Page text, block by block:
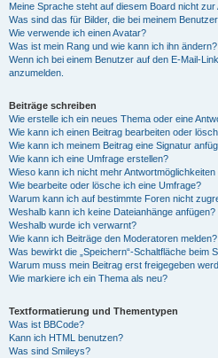
Meine Sprache steht auf diesem Board nicht zur
Was sind das für Bilder, die bei meinem
Wie verwende ich einen Avatar?
Was ist mein Rang und wie kann ich ihn ändern?
Wenn ich bei einem Benutzer auf den E-Mail-
anzumelden.
Beiträge schreiben
Wie erstelle ich ein neues Thema oder eine
Wie kann ich einen Beitrag bearbeiten oder
Wie kann ich meinem Beitrag eine Signatur
Wie kann ich eine Umfrage erstellen?
Wieso kann ich nicht mehr Antwortmöglichkeiten
Wie bearbeite oder lösche ich eine Umfrage?
Warum kann ich auf bestimmte Foren nicht
Weshalb kann ich keine Dateianhänge anfügen?
Weshalb wurde ich verwarnt?
Wie kann ich Beiträge den Moderatoren melden?
Was bewirkt die „Speichern“-Schaltfläche beim
Warum muss mein Beitrag erst freigegeben
Wie markiere ich ein Thema als neu?
Textformatierung und Thementypen
Was ist BBCode?
Kann ich HTML benutzen?
Was sind Smileys?